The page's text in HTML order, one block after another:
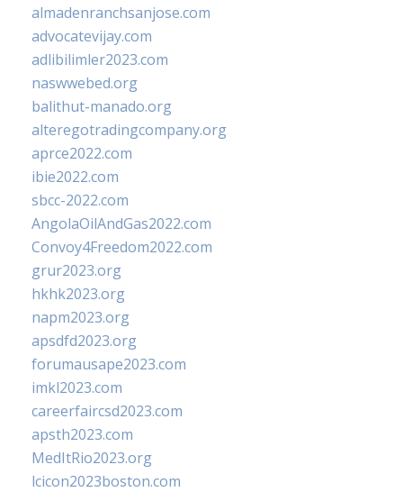
almadenranchsanjose.com
advocatevijay.com
adlibilimler2023.com
naswwebed.org
balithut-manado.org
alteregotradingcompany.org
aprce2022.com
ibie2022.com
sbcc-2022.com
AngolaOilAndGas2022.com
Convoy4Freedom2022.com
grur2023.org
hkhk2023.org
napm2023.org
apsdfd2023.org
forumausape2023.com
imkl2023.com
careerfaircsd2023.com
apsth2023.com
MedItRio2023.org
lcicon2023boston.com